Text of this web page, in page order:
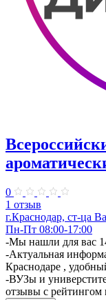
0
1 отзыв
г.Краснодар, ст-ца
Пн-Пт 08:00-17:00
-Мы нашли для вас
-Актуальная
Краснодаре ,
-ВУЗы и
отзывы с рейтингом